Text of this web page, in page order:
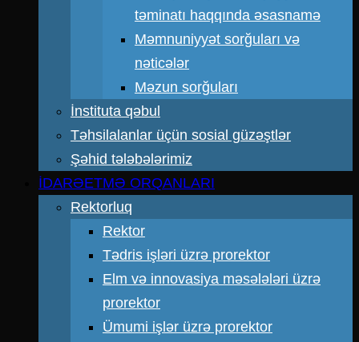
təminatı haqqında əsasnamə
Məmnuniyyət sorğuları və
nəticələr
Məzun sorğuları
İnstituta qəbul
Təhsilalanlar üçün sosial güzəştlər
Şəhid tələbələrimiz
İDARƏETMƏ ORQANLARI
Rektorluq
Rektor
Tədris işləri üzrə prorektor
Elm və innovasiya məsələləri üzrə
prorektor
Ümumi işlər üzrə prorektor